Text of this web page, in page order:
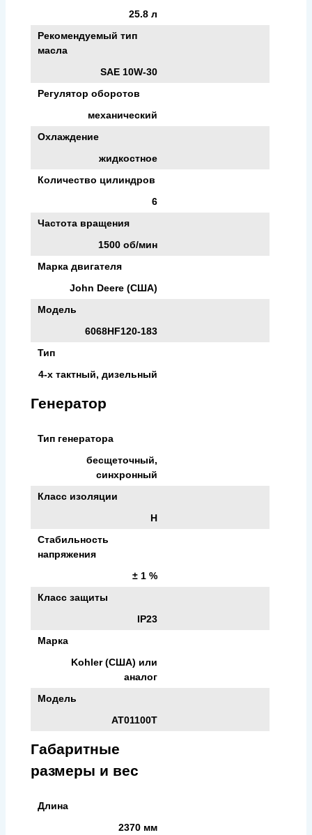
25.8 л
Рекомендуемый тип
масла
SAE 10W-30
Регулятор оборотов
механический
Охлаждение
жидкостное
Количество цилиндров
6
Частота вращения
1500 об/мин
Марка двигателя
John Deere (США)
Модель
6068HF120-183
Тип
4-х тактный, дизельный
Генератор
Тип генератора
бесщеточный,
синхронный
Класс изоляции
H
Стабильность
напряжения
± 1 %
Класс защиты
IP23
Марка
Kohler (США) или
аналог
Модель
AT01100T
Габаритные
размеры и вес
Длина
2370 мм